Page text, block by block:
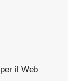
il Web